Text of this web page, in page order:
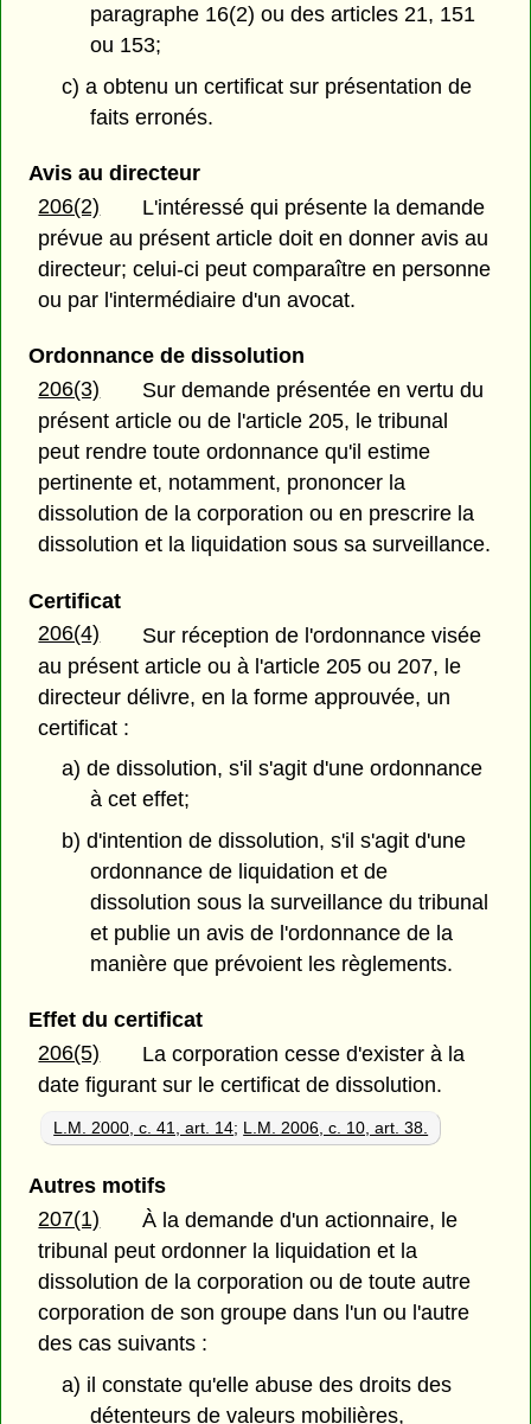
paragraphe 16(2) ou des articles 21, 151
ou 153;
c) a obtenu un certificat sur présentation de
faits erronés.
Avis au directeur
206(2)
L'intéressé qui présente la demande
prévue au présent article doit en donner avis au
directeur; celui-ci peut comparaître en personne
ou par l'intermédiaire d'un avocat.
Ordonnance de dissolution
206(3)
Sur demande présentée en vertu du
présent article ou de l'article 205, le tribunal
peut rendre toute ordonnance qu'il estime
pertinente et, notamment, prononcer la
dissolution de la corporation ou en prescrire la
dissolution et la liquidation sous sa surveillance.
Certificat
206(4)
Sur réception de l'ordonnance visée
au présent article ou à l'article 205 ou 207, le
directeur délivre, en la forme approuvée, un
certificat :
a) de dissolution, s'il s'agit d'une ordonnance
à cet effet;
b) d'intention de dissolution, s'il s'agit d'une
ordonnance de liquidation et de
dissolution sous la surveillance du tribunal
et publie un avis de l'ordonnance de la
manière que prévoient les règlements.
Effet du certificat
206(5)
La corporation cesse d'exister à la
date figurant sur le certificat de dissolution.
L.M. 2000, c. 41, art. 14; L.M. 2006, c. 10, art. 38.
Autres motifs
207(1)
À la demande d'un actionnaire, le
tribunal peut ordonner la liquidation et la
dissolution de la corporation ou de toute autre
corporation de son groupe dans l'un ou l'autre
des cas suivants :
a) il constate qu'elle abuse des droits des
détenteurs de valeurs mobilières,